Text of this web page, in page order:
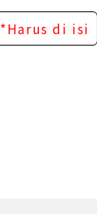
*Harus di isi